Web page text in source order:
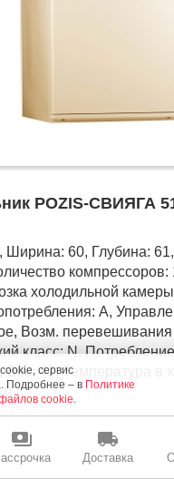
payments local_shipping
Доставка
POZIS-СВИЯГА
Ширина: 60, Глубина:
холодильной
А,
Возм. перевешивания
класс: N,
Вес: 47, Температура в
ЦЕНА
сервис
Подробнее – в Политике
cookie.